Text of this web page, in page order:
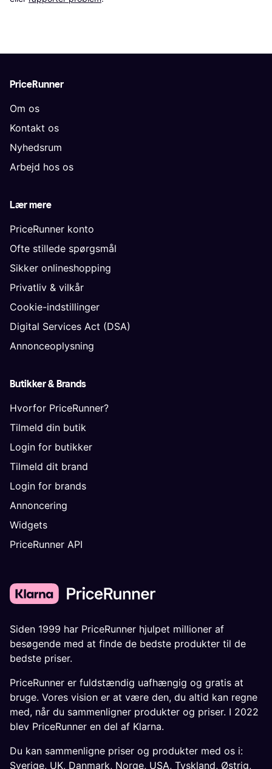
PriceRunner
Om os
Kontakt os
Nyhedsrum
Arbejd hos os
Lær mere
PriceRunner konto
Ofte stillede spørgsmål
Sikker onlineshopping
Privatliv & vilkår
Cookie-indstillinger
Digital Services Act (DSA)
Annonceoplysning
Butikker & Brands
Hvorfor PriceRunner?
Tilmeld din butik
Login for butikker
Tilmeld dit brand
Login for brands
Annoncering
Widgets
PriceRunner API
Siden 1999 har PriceRunner hjulpet millioner af
besøgende med at finde de bedste produkter til de
bedste priser.
PriceRunner er fuldstændig uafhængig og gratis at
bruge. Vores vision er at være den, du altid kan regne
med, når du sammenligner produkter og priser. I 2022
blev PriceRunner en del af Klarna.
Du kan sammenligne priser og produkter med os i:
Sverige, UK, Danmark, Norge, USA, Tyskland, Østrig,